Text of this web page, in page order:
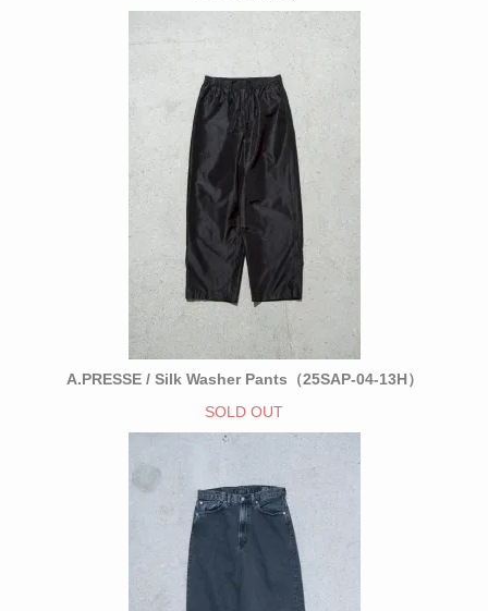
A.PRESSE / Silk Washer Pants（25SAP-04-13H）
SOLD OUT